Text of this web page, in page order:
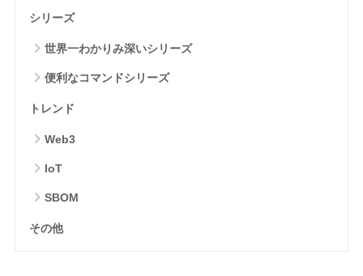
シリーズ
世界一わかりみ深いシリーズ
便利なコマンドシリーズ
トレンド
Web3
IoT
SBOM
その他